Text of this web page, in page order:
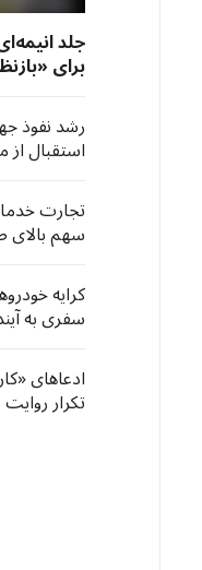
جلد
برای
خود را
رشد نفوذ
استقبال
تجارت
سهم بالای
کرایه
سفری به
ادعاهای
تکرار